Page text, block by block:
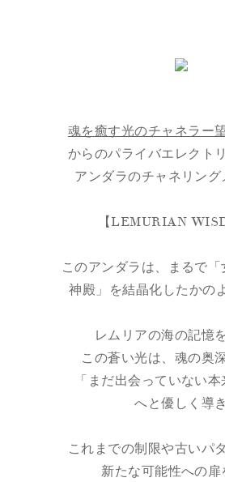
魂を癒す光のチャネラー
からのパライバエレクト
アンダラのチャネリング
【LEMURIAN
このアンダラは、まるで
神殿」を結晶化したかの
レムリアの海の記憶
この蒼い光は、魂の奥
「まだ出会っていない本
へと優しく導き
これまでの制限や古いパ
新たな可能性への扉